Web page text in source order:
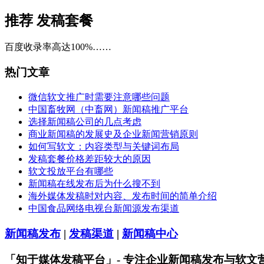
推荐 发稿套餐
百度收录率高达100%……
热门文章
微信软文推广时需要注意哪些问题
中国畜牧网（中畜网）新闻稿推广平台
选择新闻稿公司的几点考虑
商业新闻稿的发展史及企业新闻营销原则
如何写软文：内容类型与关键词布局
发稿套餐价格差距较大的原因
软文投放平台有哪些
新闻稿在线发布后为什么搜不到
海外媒体发稿时对内容、发布时间的简单介绍
中国食品网络电视台新闻源发布渠道
新闻稿发布 | 发稿渠道 | 新闻稿中心
「知于媒体发稿平台」- 专注企业新闻稿发布与软文